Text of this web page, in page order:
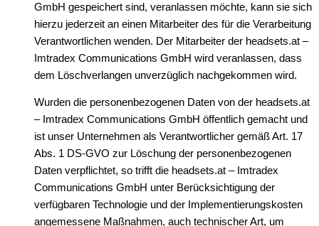
GmbH gespeichert sind, veranlassen möchte, kann sie sich
hierzu jederzeit an einen Mitarbeiter des für die Verarbeitung
Verantwortlichen wenden. Der Mitarbeiter der headsets.at –
Imtradex Communications GmbH wird veranlassen, dass
dem Löschverlangen unverzüglich nachgekommen wird.
Wurden die personenbezogenen Daten von der headsets.at
– Imtradex Communications GmbH öffentlich gemacht und
ist unser Unternehmen als Verantwortlicher gemäß Art. 17
Abs. 1 DS-GVO zur Löschung der personenbezogenen
Daten verpflichtet, so trifft die headsets.at – Imtradex
Communications GmbH unter Berücksichtigung der
verfügbaren Technologie und der Implementierungskosten
angemessene Maßnahmen, auch technischer Art, um